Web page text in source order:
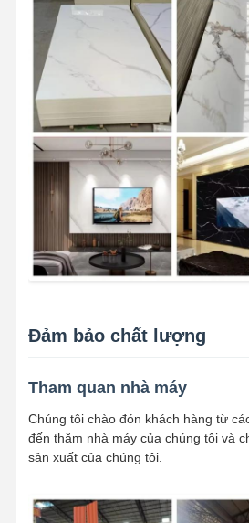
Đảm bảo chất lượng
Tham quan nhà máy
Chúng tôi chào đón khách hàng từ
đến thăm nhà máy của chúng tôi và
sản xuất của chúng tôi.